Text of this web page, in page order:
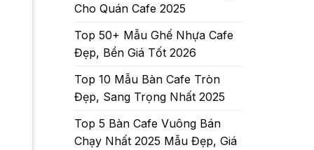
Cho Quán Cafe 2025
Top 50+ Mẫu Ghế Nhựa Cafe
Đẹp, Bền Giá Tốt 2026
Top 10 Mẫu Bàn Cafe Tròn
Đẹp, Sang Trọng Nhất 2025
Top 5 Bàn Cafe Vuông Bán
Chạy Nhất 2025 Mẫu Đẹp, Giá